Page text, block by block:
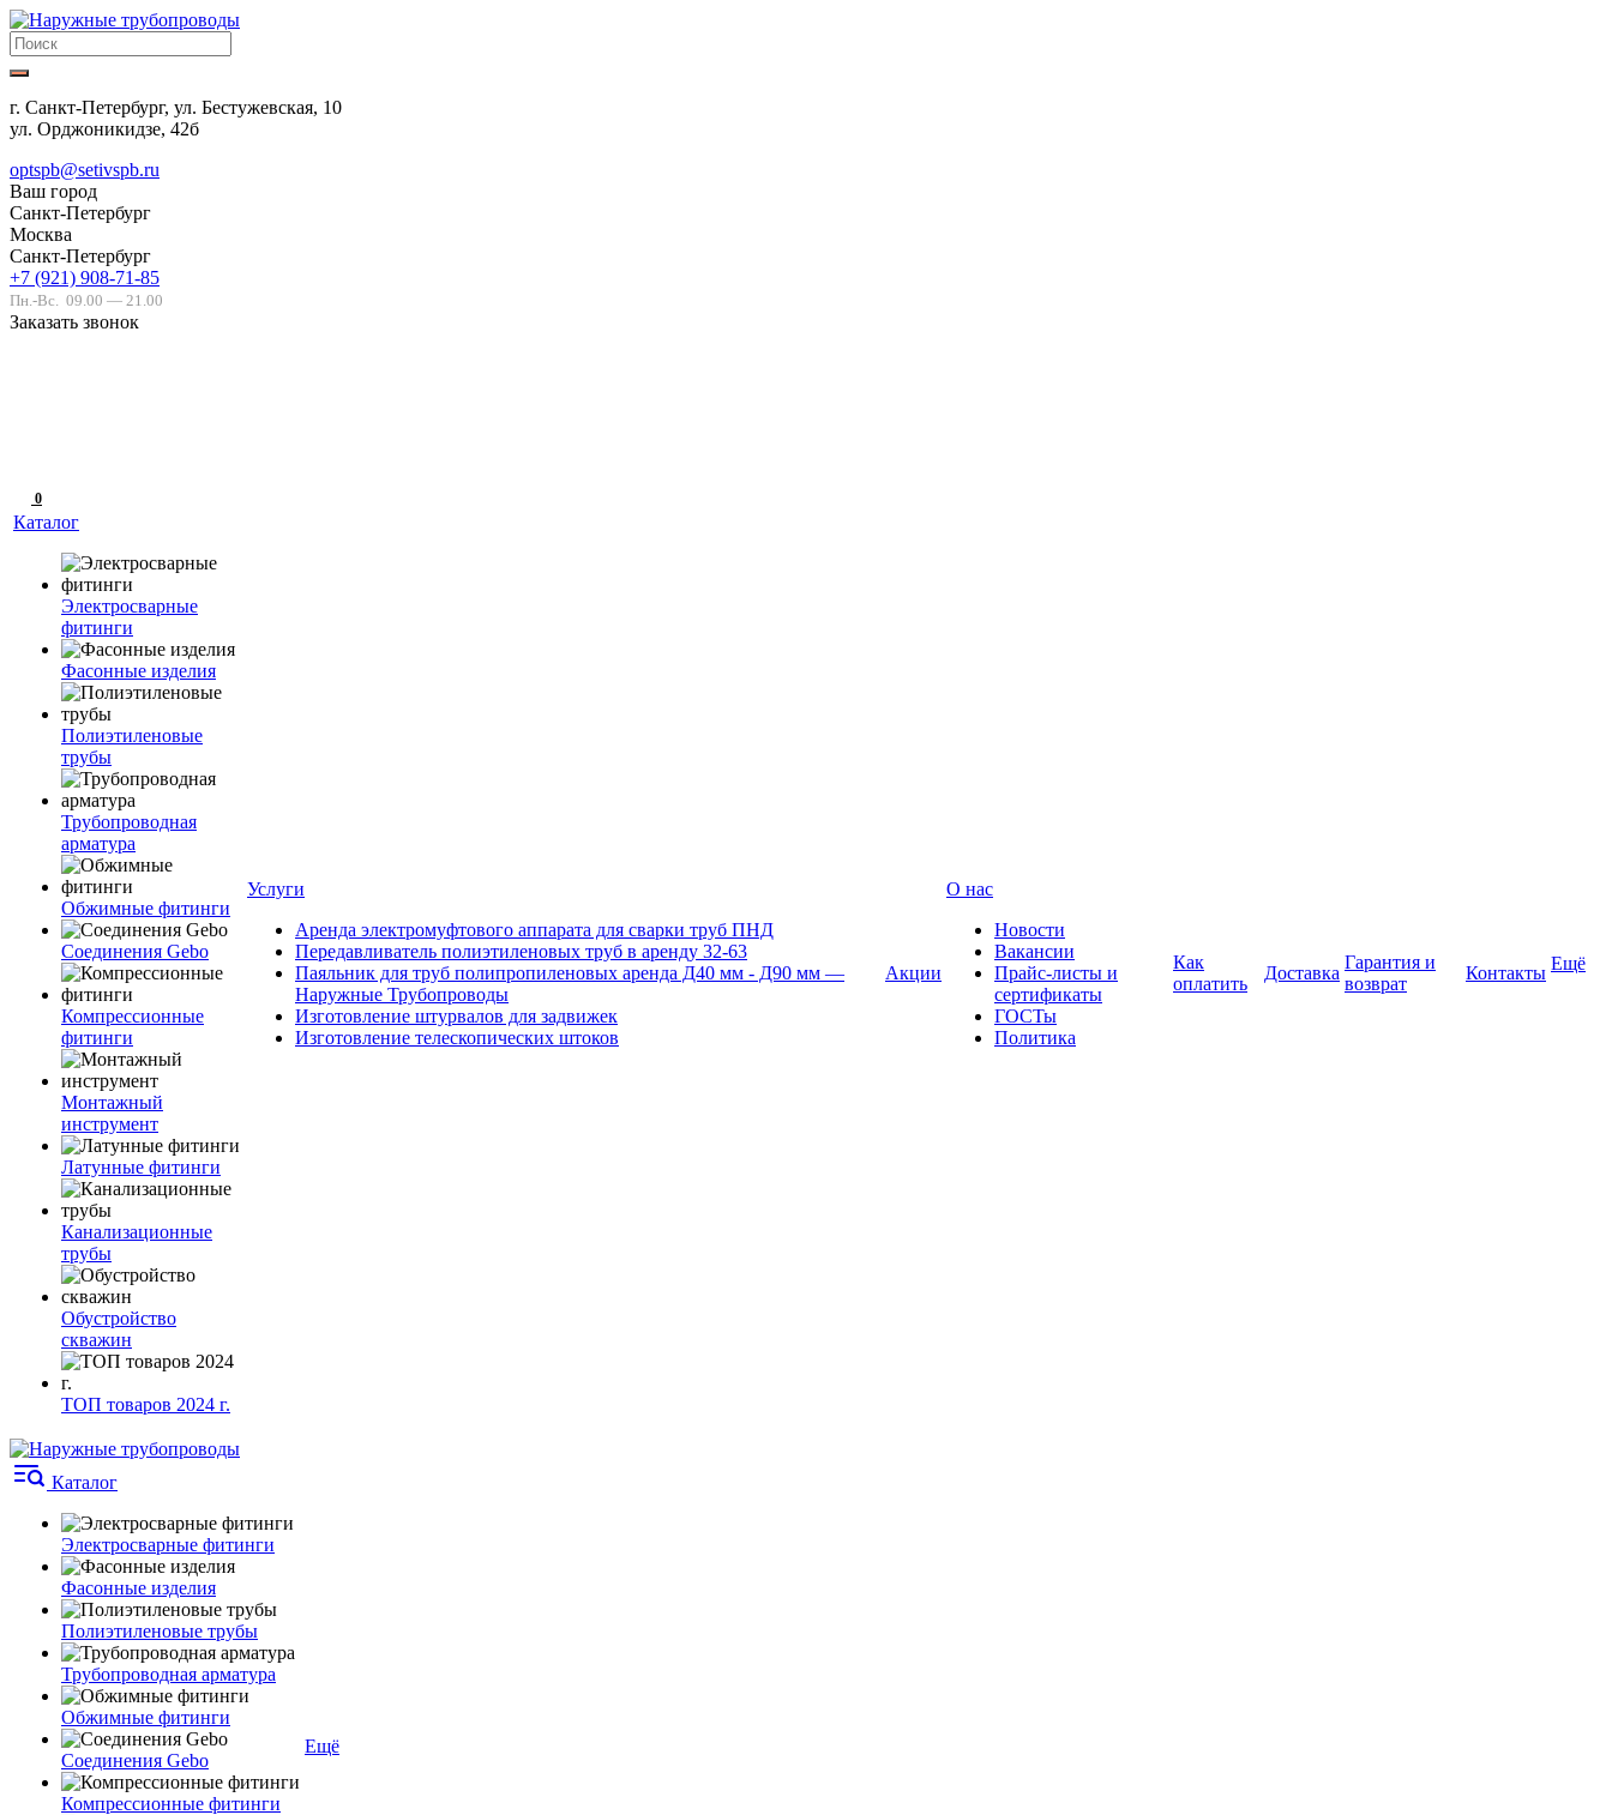
г. Санкт-Петербург, ул. Бестужевская, 10
ул. Орджоникидзе, 42б
optspb@setivspb.ru
Ваш город
Санкт-Петербург
Москва
Санкт-Петербург
+7 (921) 908-71-85
Пн.-Вс. 09.00 — 21.00
Заказать звонок
0
Каталог
Электросварные
фитинги
Фасонные изделия
Полиэтиленовые
трубы
Трубопроводная
арматура
Обжимные фитинги
Соединения Gebo
Компрессионные
фитинги
Монтажный
инструмент
Латунные фитинги
Канализационные
трубы
Обустройство
скважин
ТОП товаров 2024 г.
Услуги
Аренда электромуфтового аппарата для сварки труб ПНД
Передавливатель полиэтиленовых труб в аренду 32-63
Паяльник для труб полипропиленовых аренда Д40 мм - Д90 мм —
Наружные Трубопроводы
Изготовление штурвалов для задвижек
Изготовление телескопических штоков
Акции
О нас
Новости
Вакансии
Прайс-листы и
сертификаты
ГОСТы
Политика
Как
оплатить
Доставка
Гарантия и
возврат
Контакты Ещё
Каталог
Электросварные фитинги
Фасонные изделия
Полиэтиленовые трубы
Трубопроводная арматура
Обжимные фитинги
Соединения Gebo
Компрессионные фитинги
Ещё